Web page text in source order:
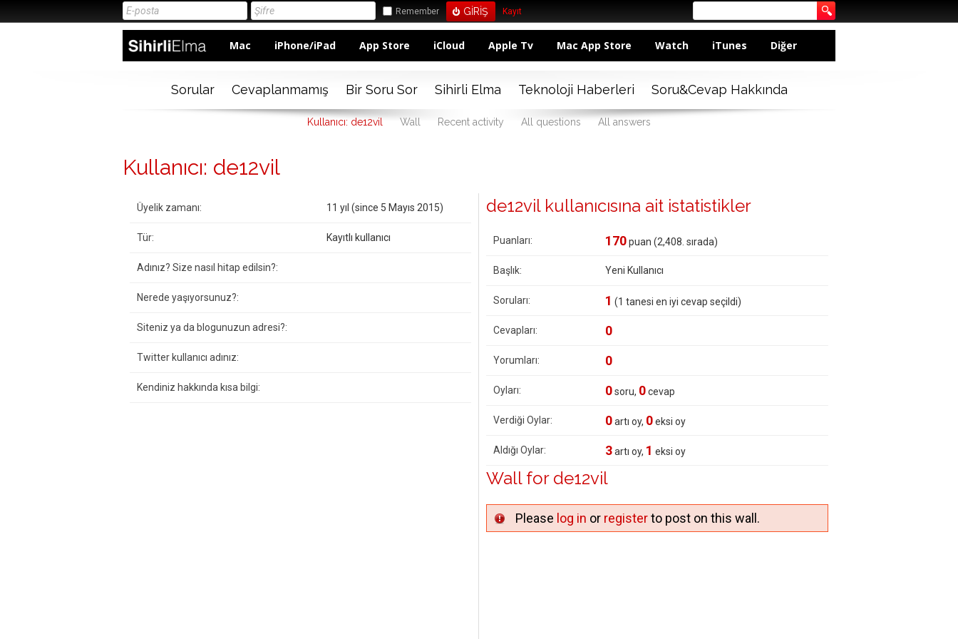
Remember Kayıt
Mac iPhone/iPad App Store iCloud Apple Tv Mac App Store Watch iTunes Diğer
Sorular Cevaplanmamış Bir Soru Sor Sihirli Elma Teknoloji Haberleri Soru&Cevap Hakkında
Kullanıcı: de12vil Wall Recent activity All questions All answers
Kullanıcı: de12vil
Üyelik zamanı: 11 yıl (since 5 Mayıs 2015)
Tür: Kayıtlı kullanıcı
Adınız? Size nasıl hitap edilsin?:
Nerede yaşıyorsunuz?:
Siteniz ya da blogunuzun adresi?:
Twitter kullanıcı adınız:
Kendiniz hakkında kısa bilgi:
de12vil kullanıcısına ait istatistikler
Puanları: 170puan (2,408 . sırada)
Başlık: Yeni Kullanıcı
Soruları: 1 (1 tanesi en iyi cevap seçildi)
Cevapları: 0
Yorumları: 0
Oyları: 0soru, 0cevap
Verdiği Oylar: 0artı oy, 0eksi oy
Aldığı Oylar: 3artı oy, 1 eksi oy
Wall for de12vil
Please log in or registerto post on this wall.